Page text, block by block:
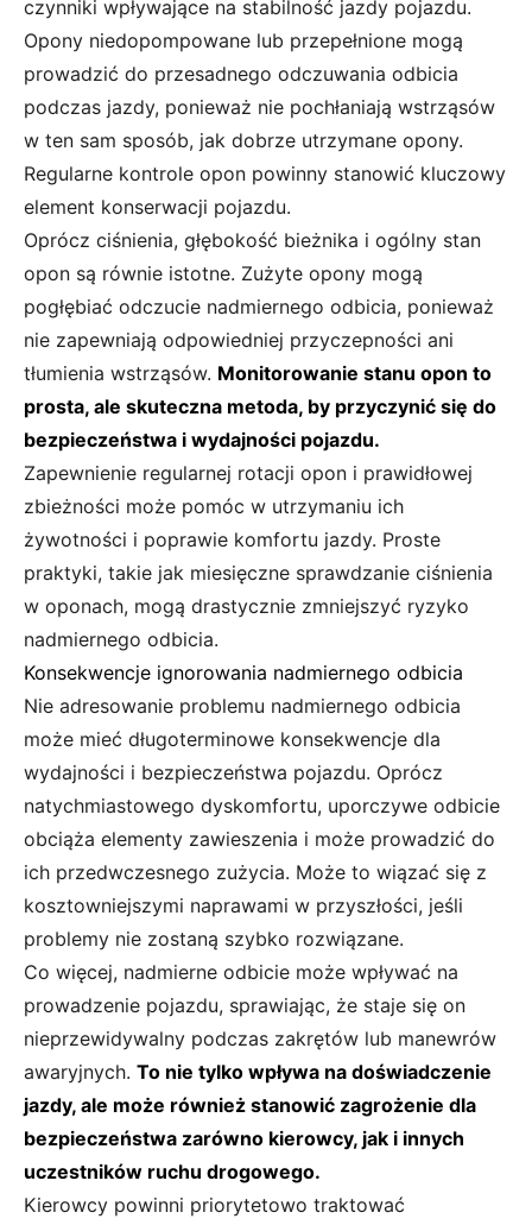
czynniki wpływające na stabilność jazdy pojazdu.
Opony niedopompowane lub przepełnione mogą
prowadzić do przesadnego odczuwania odbicia
podczas jazdy, ponieważ nie pochłaniają wstrząsów
w ten sam sposób, jak dobrze utrzymane opony.
Regularne kontrole opon powinny stanowić kluczowy
element konserwacji pojazdu.
Oprócz ciśnienia, głębokość bieżnika i ogólny stan
opon są równie istotne. Zużyte opony mogą
pogłębiać odczucie nadmiernego odbicia, ponieważ
nie zapewniają odpowiedniej przyczepności ani
tłumienia wstrząsów. Monitorowanie stanu opon to
prosta, ale skuteczna metoda, by przyczynić się do
bezpieczeństwa i wydajności pojazdu.
Zapewnienie regularnej rotacji opon i prawidłowej
zbieżności może pomóc w utrzymaniu ich
żywotności i poprawie komfortu jazdy. Proste
praktyki, takie jak miesięczne sprawdzanie ciśnienia
w oponach, mogą drastycznie zmniejszyć ryzyko
nadmiernego odbicia.
Konsekwencje ignorowania nadmiernego odbicia
Nie adresowanie problemu nadmiernego odbicia
może mieć długoterminowe konsekwencje dla
wydajności i bezpieczeństwa pojazdu. Oprócz
natychmiastowego dyskomfortu, uporczywe odbicie
obciąża elementy zawieszenia i może prowadzić do
ich przedwczesnego zużycia. Może to wiązać się z
kosztowniejszymi naprawami w przyszłości, jeśli
problemy nie zostaną szybko rozwiązane.
Co więcej, nadmierne odbicie może wpływać na
prowadzenie pojazdu, sprawiając, że staje się on
nieprzewidywalny podczas zakrętów lub manewrów
awaryjnych. To nie tylko wpływa na doświadczenie
jazdy, ale może również stanowić zagrożenie dla
bezpieczeństwa zarówno kierowcy, jak i innych
uczestników ruchu drogowego.
Kierowcy powinni priorytetowo traktować